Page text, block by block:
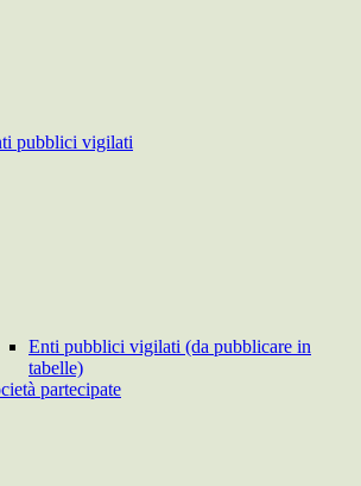
pubblici vigilati
Enti pubblici vigilati (da pubblicare in
tabelle)
partecipate